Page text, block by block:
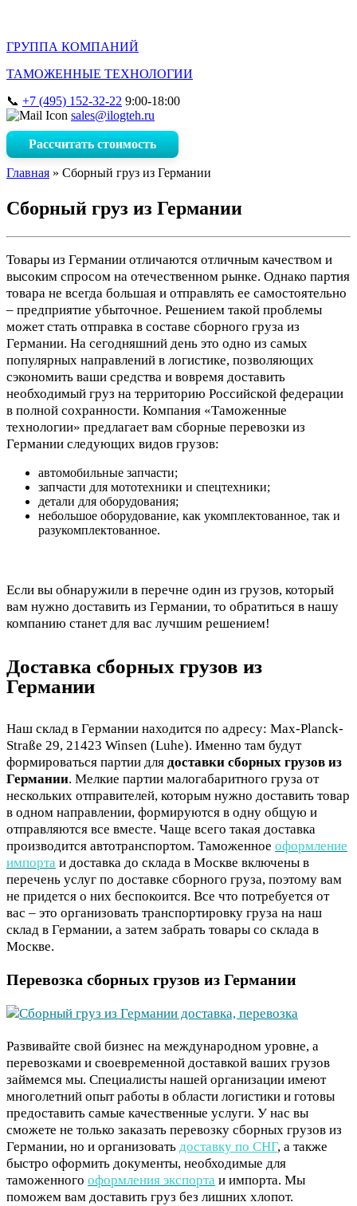
ГРУППА КОМПАНИЙ
ТАМОЖЕННЫЕ ТЕХНОЛОГИИ
+7 (495) 152-32-22 9:00-18:00
sales@ilogteh.ru
Рассчитать стоимость
Главная » Сборный груз из Германии
Сборный груз из Германии
Товары из Германии отличаются отличным качеством и
высоким спросом на отечественном рынке. Однако партия
товара не всегда большая и отправлять ее самостоятельно
– предприятие убыточное. Решением такой проблемы
может стать отправка в составе сборного груза из
Германии. На сегодняшний день это одно из самых
популярных направлений в логистике, позволяющих
сэкономить ваши средства и вовремя доставить
необходимый груз на территорию Российской федерации
в полной сохранности. Компания «Таможенные
технологии» предлагает вам сборные перевозки из
Германии следующих видов грузов:
автомобильные запчасти;
запчасти для мототехники и спецтехники;
детали для оборудования;
небольшое оборудование, как укомплектованное, так и
разукомплектованное.
Если вы обнаружили в перечне один из грузов, который
вам нужно доставить из Германии, то обратиться в нашу
компанию станет для вас лучшим решением!
Доставка сборных грузов из
Германии
Наш склад в Германии находится по адресу: Max-Planck-
Straße 29, 21423 Winsen (Luhe). Именно там будут
формироваться партии для доставки сборных грузов из
Германии. Мелкие партии малогабаритного груза от
нескольких отправителей, которым нужно доставить товар
в одном направлении, формируются в одну общую и
отправляются все вместе. Чаще всего такая доставка
производится автотранспортом. Таможенное оформление
импорта и доставка до склада в Москве включены в
перечень услуг по доставке сборного груза, поэтому вам
не придется о них беспокоится. Все что потребуется от
вас – это организовать транспортировку груза на наш
склад в Германии, а затем забрать товары со склада в
Москве.
Перевозка сборных грузов из Германии
Развивайте свой бизнес на международном уровне, а
перевозками и своевременной доставкой ваших грузов
займемся мы. Специалисты нашей организации имеют
многолетний опыт работы в области логистики и готовы
предоставить самые качественные услуги. У нас вы
сможете не только заказать перевозку сборных грузов из
Германии, но и организовать доставку по СНГ, а также
быстро оформить документы, необходимые для
таможенного оформления экспорта и импорта. Мы
поможем вам доставить груз без лишних хлопот.